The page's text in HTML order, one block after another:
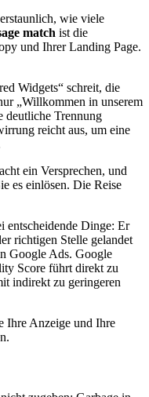
wie viele
match ist die
und Ihrer Landing Page.
Widgets“ schreit, die
„Willkommen in unserem
deutliche Trennung
reicht aus, um eine
ein Versprechen, und
es einlösen. Die Reise
entscheidende Dinge: Er
richtigen Stelle gelandet
Google Ads. Google
Score führt direkt zu
indirekt zu geringeren
Ihre Anzeige und Ihre